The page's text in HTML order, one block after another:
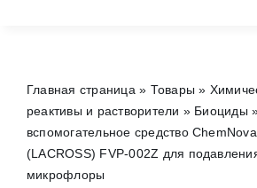
Главная страница » Товары »
реактивы и растворители » Биоциды
вспомогательное средство
(LACROSS) FVP-002Z для
микрофлоры